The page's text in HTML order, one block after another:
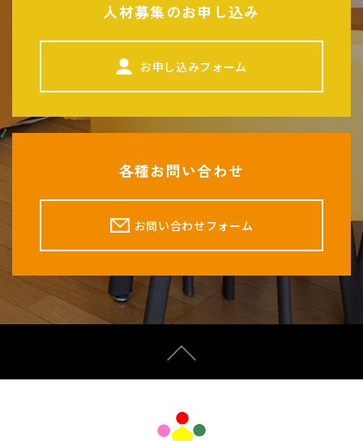
人材募集のお申し込み
お申し込みフォーム
各種お問い合わせ
お問い合わせフォーム